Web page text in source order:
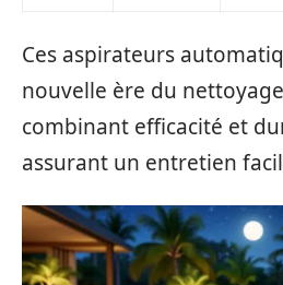
Ces aspirateurs
nouvelle ère du
combinant efficacité et
assurant un entretien